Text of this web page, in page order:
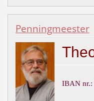
Penningmeester
IBAN nr.: